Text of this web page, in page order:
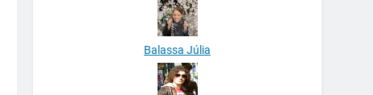
Balassa Júlia